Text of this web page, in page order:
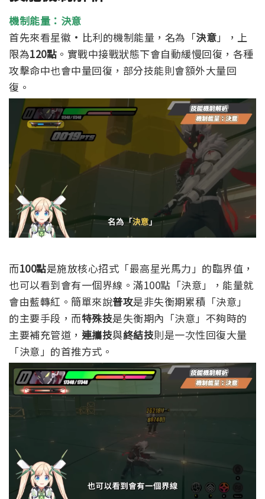
機制能量：決意
首先來看星徽·比利的機制能量，名為「決意」，上
限為120點 。實戰中接戰狀態下會自動緩慢回復，各種
攻擊命中也會中量回復，部分技能則會額外大量回
復。
而100點是施放核心招式「最高星光馬力」的臨界值，
也可以看到會有一個界線。滿100點「決意」，能量就
會由藍轉紅。 簡單來說普攻是非失衡期累積「決意」
的主要手段，而特殊技是失衡期內「決意」不夠時的
主要補充管道， 連攜技與終結技則是一次性回復大量
「決意」的首推方式。